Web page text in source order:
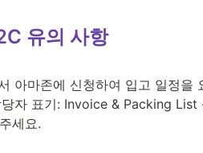
유의 사항
아마존에 신청하여 입고 일정을
자 표기: Invoice & Packing
세요.